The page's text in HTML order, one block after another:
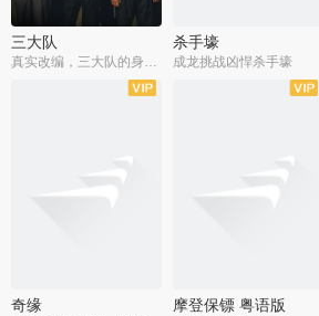
三大队 杀手壕
成龙挑战凶悍杀手壕
奇缘 摩登保镖 粤语版